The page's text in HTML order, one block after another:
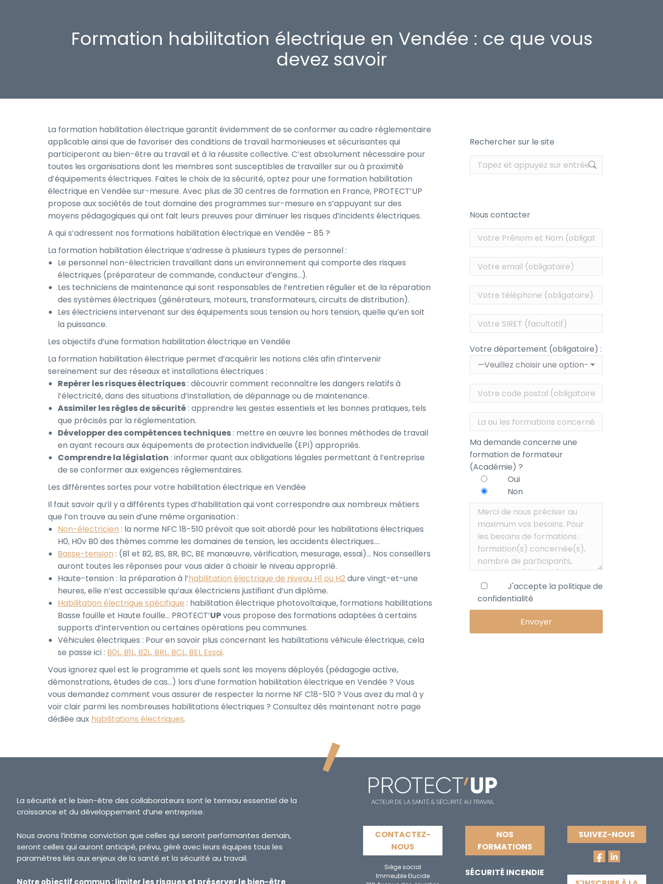
Formation habilitation électrique en Vendée : ce que vous
devez savoir
Rechercher sur le site
Recherche
:
Nous contacter
Votre département (obligatoire) :
Ma demande concerne une
formation de formateur
(Académie) ?
Oui
Non
J'accepte la politique de
confidentialité
La formation habilitation électrique garantit évidemment de se conformer au cadre réglementaire
applicable ainsi que de favoriser des conditions de travail harmonieuses et sécurisantes qui
participeront au bien-être au travail et à la réussite collective. C’est absolument nécessaire pour
toutes les organisations dont les membres sont susceptibles de travailler sur ou à proximité
d’équipements électriques. Faites le choix de la sécurité, optez pour une formation habilitation
électrique en Vendée sur-mesure. Avec plus de 30 centres de formation en France, PROTECT’UP
propose aux sociétés de tout domaine des programmes sur-mesure en s’appuyant sur des
moyens pédagogiques qui ont fait leurs preuves pour diminuer les risques d’incidents électriques.
A qui s’adressent nos formations habilitation électrique en Vendée – 85 ?
La formation habilitation électrique s’adresse à plusieurs types de personnel :
Le personnel non-électricien travaillant dans un environnement qui comporte des risques
électriques (préparateur de commande, conducteur d’engins…).
Les techniciens de maintenance qui sont responsables de l’entretien régulier et de la réparation
des systèmes électriques (générateurs, moteurs, transformateurs, circuits de distribution).
Les électriciens intervenant sur des équipements sous tension ou hors tension, quelle qu’en soit
la puissance.
Les objectifs d’une formation habilitation électrique en Vendée
La formation habilitation électrique permet d’acquérir les notions clés afin d’intervenir
sereinement sur des réseaux et installations électriques :
Repérer les risques électriques: découvrir comment reconnaître les dangers relatifs à
l’électricité, dans des situations d’installation, de dépannage ou de maintenance.
Assimiler les règles de sécurité: apprendre les gestes essentiels et les bonnes pratiques, tels
que précisés par la réglementation.
Développer des compétences techniques: mettre en œuvre les bonnes méthodes de travail
en ayant recours aux équipements de protection individuelle (EPI) appropriés.
Comprendre la législation : informer quant aux obligations légales permettant à l’entreprise
de se conformer aux exigences réglementaires.
Les différentes sortes pour votre habilitation électrique en Vendée
Il faut savoir qu’il y a différents types d’habilitation qui vont correspondre aux nombreux métiers
que l’on trouve au sein d’une même organisation :
Non-électricien : la norme NFC 18-510 prévoit que soit abordé pour les habilitations électriques
H0, H0v B0 des thèmes comme les domaines de tension, les accidents électriques….
Basse-tension : (B1 et B2, BS, BR, BC, BE manœuvre, vérification, mesurage, essai)… Nos conseillers
auront toutes les réponses pour vous aider à choisir le niveau approprié.
Haute-tension : la préparation à l’habilitation électrique de niveau H1 ou H2dure vingt-et-une
heures, elle n’est accessible qu’aux électriciens justifiant d’un diplôme.
Habilitation électrique spécifique : habilitation électrique photovoltaïque, formations habilitations
Basse fouille et Haute fouille… PROTECT’UPvous propose des formations adaptées à certains
supports d’intervention ou certaines opérations peu communes.
Véhicules électriques : Pour en savoir plus concernant les habilitations véhicule électrique, cela
se passe ici : B0L, B1L, B2L, BRL, BCL, BEL Essai.
Vous ignorez quel est le programme et quels sont les moyens déployés (pédagogie active,
démonstrations, études de cas…) lors d’une formation habilitation électrique en Vendée ? Vous
vous demandez comment vous assurer de respecter la norme NF C18-510 ? Vous avez du mal à y
voir clair parmi les nombreuses habilitations électriques ? Consultez dès maintenant notre page
dédiée aux habilitations électriques.
La sécurité et le bien-être des collaborateurs sont le terreau essentiel de la
croissance et du développement d’une entreprise.
Nous avons l’intime conviction que celles qui seront performantes demain,
seront celles qui auront anticipé, prévu, géré avec leurs équipes tous les
paramètres liés aux enjeux de la santé et la sécurité au travail.
Notre objectif commun : limiter les risques et préserver le bien-être
CONTACTEZ-
NOUS
Siège social
Immeuble Elucide
NOS
FORMATIONS
SÉCURITÉ INCENDIE
SUIVEZ-NOUS